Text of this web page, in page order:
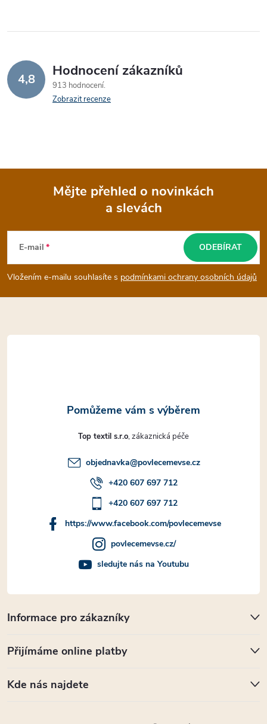
4,8 Hodnocení zákazníků
913 hodnocení
Zobrazit recenze
p
a
t
Mějte přehled o novinkách
a slevách
E-mail
Vložením e-mailu souhlasíte s podmínkami ochrany osobních údajů
ODEBÍRAT
Informace pro zákazníky
Přijímáme online platby
Kde nás najdete
Top textil s.r.o
objednavka@povlecemevse.cz
+420 607 697 712
+420 607 697 712
https://www.facebook.com/povlecemevse
povlecemevse.cz/
sledujte nás na Youtubu